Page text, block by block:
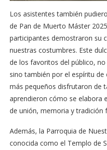
Los asistentes también
de Pan de Muerto Máster
participantes demostraron su
nuestras costumbres. Este
de los favoritos del público,
sino también por el espíritu
más pequeños disfrutaron de
aprendieron cómo se elabora
de unión, memoria y tradición
Además, la Parroquia de
conocida como el Templo de